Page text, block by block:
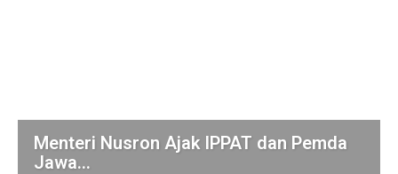
Menteri Nusron Ajak IPPAT dan Pemda
Jawa...